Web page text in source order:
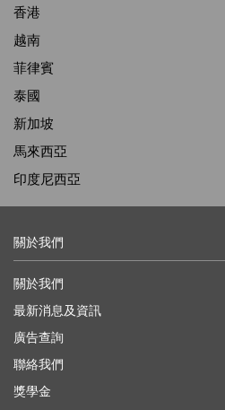
香港
越南
菲律賓
泰國
新加坡
馬來西亞
印度尼西亞
關於我們
關於我們
最新消息及資訊
廣告查詢
聯絡我們
獎學金